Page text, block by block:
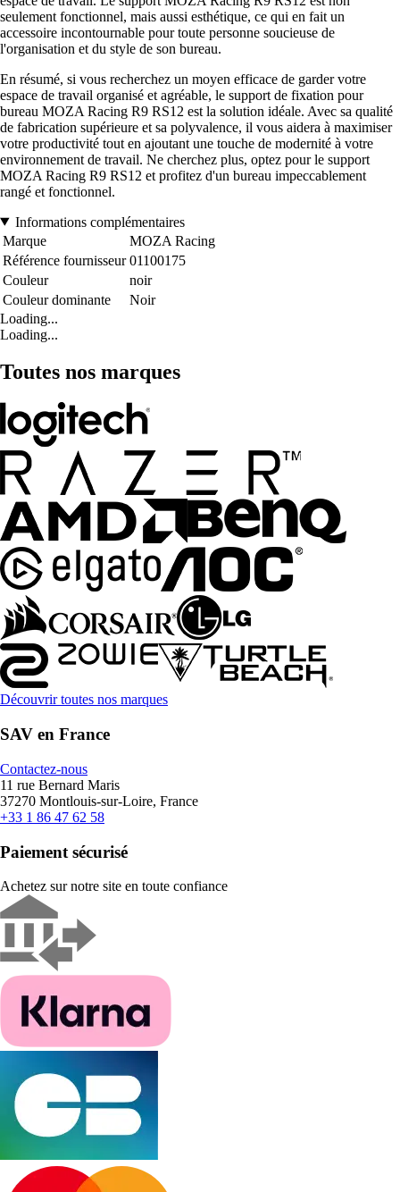
seulement fonctionnel, mais aussi esthétique, ce qui en fait un
accessoire incontournable pour toute personne soucieuse de
l'organisation et du style de son bureau.
En résumé, si vous recherchez un moyen efficace de garder votre
espace de travail organisé et agréable, le support de fixation pour
bureau MOZA Racing R9 RS12 est la solution idéale. Avec sa qualité
de fabrication supérieure et sa polyvalence, il vous aidera à maximiser
votre productivité tout en ajoutant une touche de modernité à votre
environnement de travail. Ne cherchez plus, optez pour le support
MOZA Racing R9 RS12 et profitez d'un bureau impeccablement
rangé et fonctionnel.
Informations complémentaires
Marque
MOZA Racing
Référence fournisseur 01100175
Couleur
noir
Couleur dominante
Noir
Loading...
Loading...
Toutes nos marques
Découvrir toutes nos marques
SAV en France
Contactez-nous
11 rue Bernard Maris
37270 Montlouis-sur-Loire, France
+33 1 86 47 62 58
Paiement sécurisé
Achetez sur notre site en toute confiance